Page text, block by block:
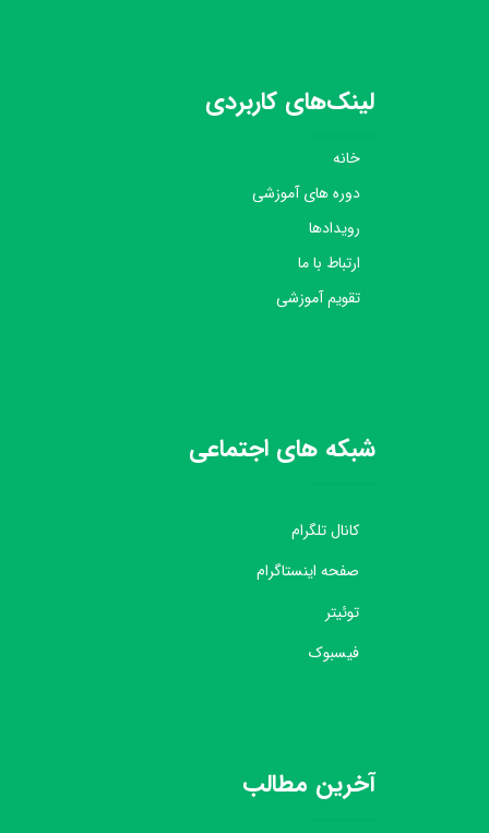
لینک‌های کاربردی
خانه
دوره های آموزشی
رویدادها
ارتباط با ما
تقویم آموزشی
آخرین مطالب
شبکه های اجتماعی
کانال تلگرام
صفحه اینستاگرام
توئیتر
فیسبوک